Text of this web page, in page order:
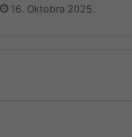
16. Oktobra 2025.